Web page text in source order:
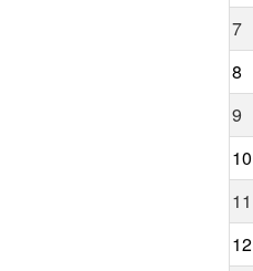
7
8
9
10
11
12